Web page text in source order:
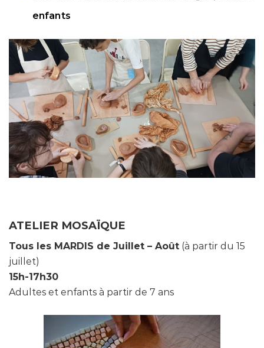
enfants
ATELIER MOSAÏQUE
Tous les MARDIS de Juillet – Août (à partir du 15
juillet)
15h-17h30
Adultes et enfants à partir de 7 ans